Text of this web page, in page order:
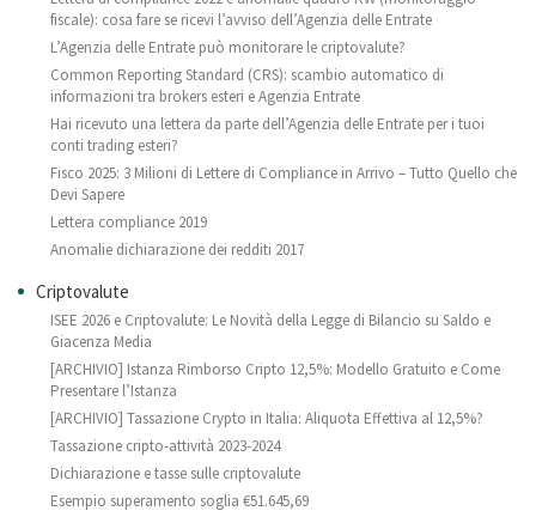
fiscale): cosa fare se ricevi l’avviso dell’Agenzia delle Entrate
L’Agenzia delle Entrate può monitorare le criptovalute?
Common Reporting Standard (CRS): scambio automatico di
informazioni tra brokers esteri e Agenzia Entrate
Hai ricevuto una lettera da parte dell’Agenzia delle Entrate per i tuoi
conti trading esteri?
Fisco 2025: 3 Milioni di Lettere di Compliance in Arrivo – Tutto Quello che
Devi Sapere
Lettera compliance 2019
Anomalie dichiarazione dei redditi 2017
Criptovalute
ISEE 2026 e Criptovalute: Le Novità della Legge di Bilancio su Saldo e
Giacenza Media
[ARCHIVIO] Istanza Rimborso Cripto 12,5%: Modello Gratuito e Come
Presentare l’Istanza
[ARCHIVIO] Tassazione Crypto in Italia: Aliquota Effettiva al 12,5%?
Tassazione cripto-attività 2023-2024
Dichiarazione e tasse sulle criptovalute
Esempio superamento soglia €51.645,69